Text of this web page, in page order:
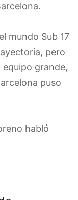
mundo Sub 17
pero
equipo grande,
puso
habló